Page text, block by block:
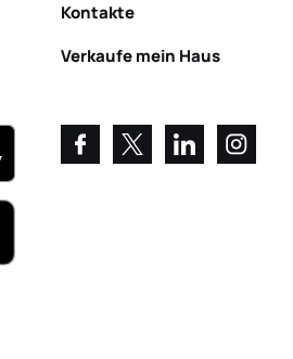
Kontakte
Verkaufe mein Haus